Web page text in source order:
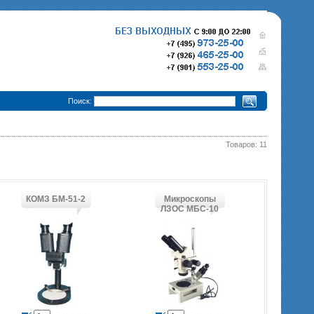
•
прицел
Поиск:
Товаров: 11
КОМЗ БМ-51-2
Микроскопы
ЛЗОС МБС-10